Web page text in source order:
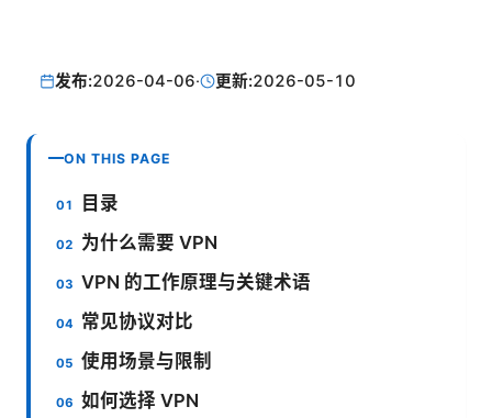
发布:2026-04-06· 更新:2026-05-10
ON THIS PAGE
目录
为什么需要 VPN
VPN 的工作原理与关键术语
常见协议对比
使用场景与限制
如何选择 VPN